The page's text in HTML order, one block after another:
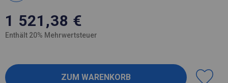
1 521,38 €
Enthält 20% Mehrwertsteuer